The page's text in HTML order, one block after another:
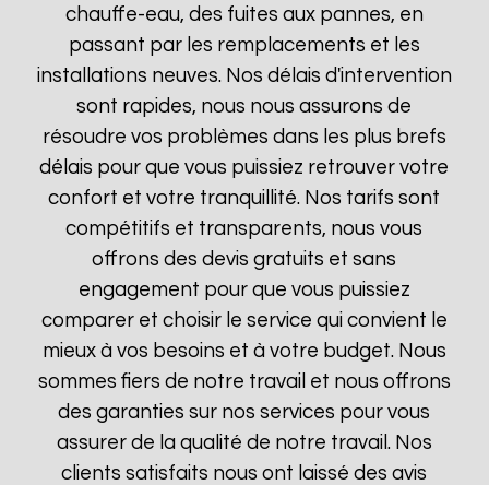
chauffe-eau, des fuites aux pannes, en
passant par les remplacements et les
installations neuves. Nos délais d'intervention
sont rapides, nous nous assurons de
résoudre vos problèmes dans les plus brefs
délais pour que vous puissiez retrouver votre
confort et votre tranquillité. Nos tarifs sont
compétitifs et transparents, nous vous
offrons des devis gratuits et sans
engagement pour que vous puissiez
comparer et choisir le service qui convient le
mieux à vos besoins et à votre budget. Nous
sommes fiers de notre travail et nous offrons
des garanties sur nos services pour vous
assurer de la qualité de notre travail. Nos
clients satisfaits nous ont laissé des avis